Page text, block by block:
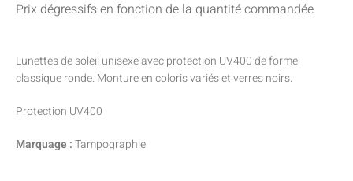
Prix dégressifs en fonction de la quantité commandée
Lunettes de soleil unisexe avec protection UV400 de forme
classique ronde. Monture en coloris variés et verres noirs.
Protection UV400
Marquage :Tampographie